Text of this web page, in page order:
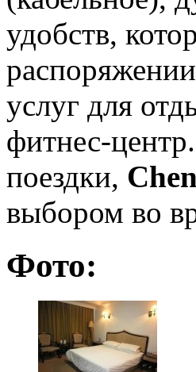
удобств,
услуг для
фитнес-
поездки,
выбором во
Фото: